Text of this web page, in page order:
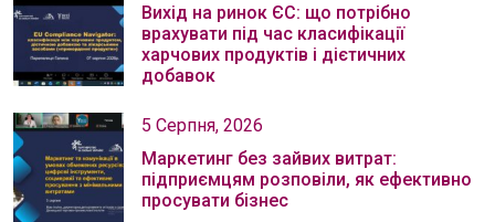
Вихід на ринок ЄС: що потрібно
врахувати під час класифікації
харчових продуктів і дієтичних
добавок
5 Серпня, 2026
Маркетинг без зайвих витрат:
підприємцям розповіли, як ефективно
просувати бізнес